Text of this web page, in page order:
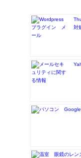
対
眼鏡のレン